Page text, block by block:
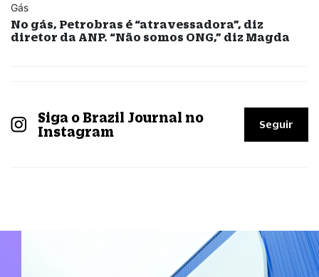
Gás
No gás, Petrobras é “atravessadora”, diz
diretor da ANP. “Não somos ONG,” diz Magda
Siga o Brazil Journal no
Instagram
Seguir